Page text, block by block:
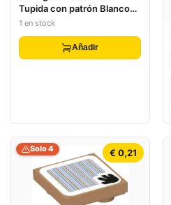
Tupida con patrón Blanco
Marmoleado
1 en stock
Añadir
€ 0,21
Solo 4